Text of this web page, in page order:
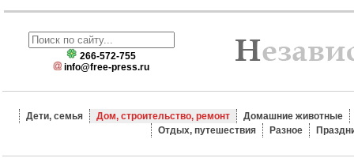
266-572-755
info@free-press.ru
Дети, семья Дом, строительство, ремонт
Домашние животные
Отдых, путешествия
Разное